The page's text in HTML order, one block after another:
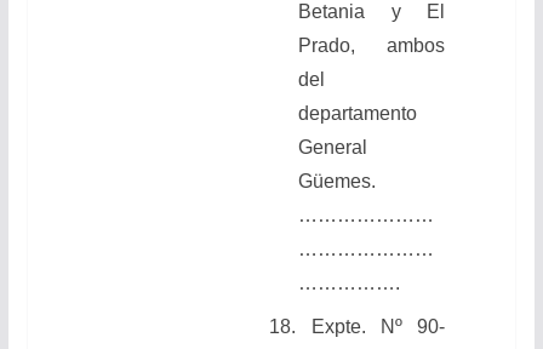
Betania y El
Prado, ambos
del
departamento
General
Güemes.
…………………
…………………
…………….
18.
Expte. Nº 90-